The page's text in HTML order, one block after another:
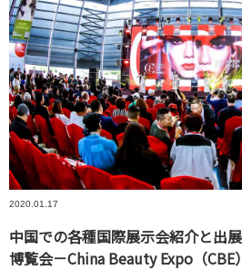
2020.01.17
中国での各種国際展示会紹介と
博覧会－China Beauty Expo（CBE）